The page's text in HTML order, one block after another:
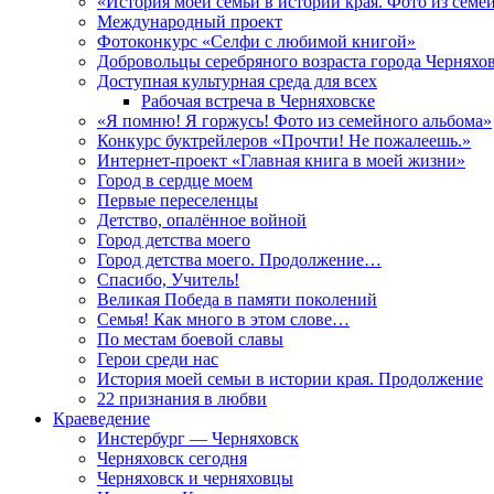
Международный проект
Фотоконкурс «Селфи с любимой книгой»
Добровольцы серебряного возраста города
Доступная культурная среда для всех
Рабочая встреча в Черняховске
«Я помню! Я горжусь! Фото из семейного альбома»
Конкурс буктрейлеров «Прочти! Не пожалеешь.»
Интернет-проект «Главная книга в моей жизни»
Город в сердце моем
Первые переселенцы
Детство, опалённое войной
Город детства моего
Город детства моего. Продолжение…
Спасибо, Учитель!
Великая Победа в памяти поколений
Семья! Как много в этом слове…
По местам боевой славы
Герои среди нас
История моей семьи в истории края. Продолжение
22 признания в любви
Краеведение
Инстербург — Черняховск
Черняховск сегодня
Черняховск и черняховцы